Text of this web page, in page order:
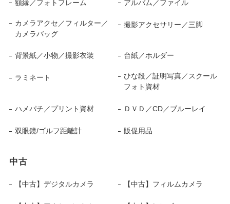
額縁／フォトフレーム アルバム／ファイル
カメラアクセ／フィルター／
カメラバッグ
撮影アクセサリー／三脚
背景紙／小物／撮影衣装 台紙／ホルダー
ラミネート
ひな段／証明写真／スクール
フォト資材
ハメパチ／プリント資材 ＤＶＤ／CD／ブルーレイ
双眼鏡/ゴルフ距離計 販促用品
中古
【中古】デジタルカメラ 【中古】フィルムカメラ